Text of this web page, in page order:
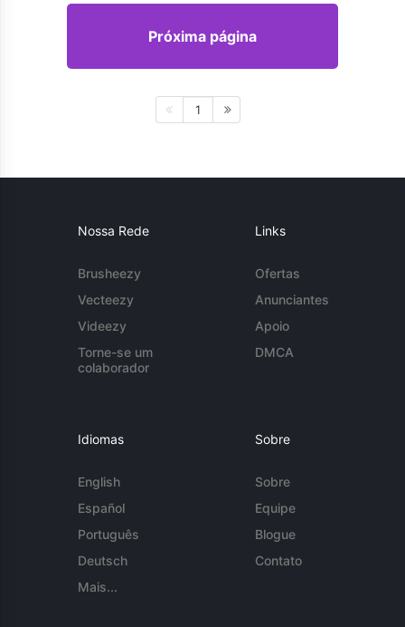
Próxima página
1
Nossa Rede
Brusheezy
Vecteezy
Videezy
Torne-se um
colaborador
Links
Ofertas
Anunciantes
Apoio
DMCA
Idiomas
English
Español
Português
Deutsch
Mais...
Sobre
Sobre
Equipe
Blogue
Contato